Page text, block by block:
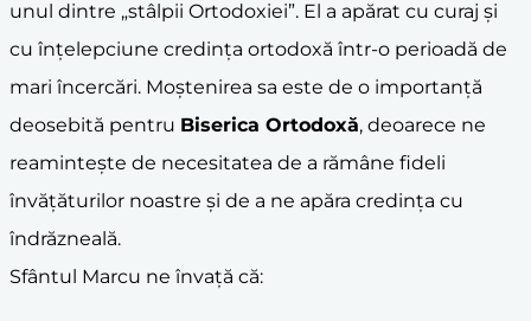
unul dintre „stâlpii Ortodoxiei”. El a apărat cu curaj și
cu înțelepciune credința ortodoxă într-o perioadă de
mari încercări. Moștenirea sa este de o importanță
deosebită pentru Biserica Ortodoxă, deoarece ne
reamintește de necesitatea de a rămâne fideli
învățăturilor noastre și de a ne apăra credința cu
îndrăzneală.
Sfântul Marcu ne învață că: